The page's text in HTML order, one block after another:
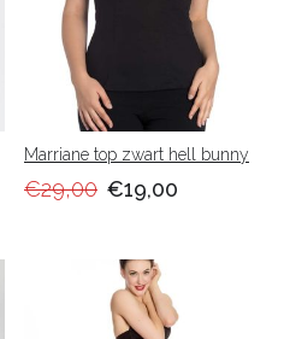
Marriane top zwart hell bunny
€29,00 €19,00